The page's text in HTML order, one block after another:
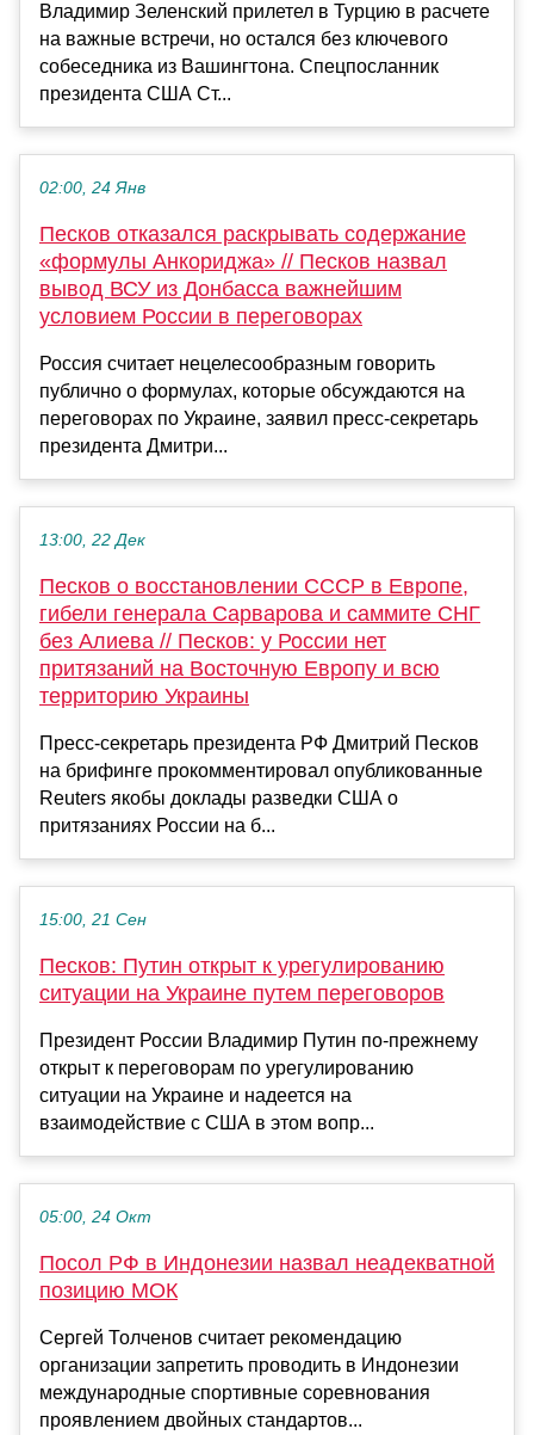
Владимир Зеленский прилетел в Турцию в расчете
на важные встречи, но остался без ключевого
собеседника из Вашингтона. Спецпосланник
президента США Ст...
02:00, 24 Янв
Песков отказался раскрывать содержание
«формулы Анкориджа» // Песков назвал
вывод ВСУ из Донбасса важнейшим
условием России в переговорах
Россия считает нецелесообразным говорить
публично о формулах, которые обсуждаются на
переговорах по Украине, заявил пресс-секретарь
президента Дмитри...
13:00, 22 Дек
Песков о восстановлении СССР в Европе,
гибели генерала Сарварова и саммите СНГ
без Алиева // Песков: у России нет
притязаний на Восточную Европу и всю
территорию Украины
Пресс-секретарь президента РФ Дмитрий Песков
на брифинге прокомментировал опубликованные
Reuters якобы доклады разведки США о
притязаниях России на б...
15:00, 21 Сен
Песков: Путин открыт к урегулированию
ситуации на Украине путем переговоров
Президент России Владимир Путин по-прежнему
открыт к переговорам по урегулированию
ситуации на Украине и надеется на
взаимодействие с США в этом вопр...
05:00, 24 Окт
Посол РФ в Индонезии назвал неадекватной
позицию МОК
Сергей Толченов считает рекомендацию
организации запретить проводить в Индонезии
международные спортивные соревнования
проявлением двойных стандартов...